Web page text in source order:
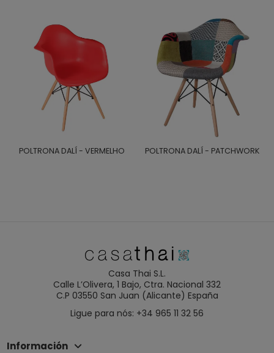
POLTRONA DALÍ - VERMELHO POLTRONA DALÍ - PATCHWORK
Casa Thai S.L.
Calle L’Olivera, 1 Bajo, Ctra. Nacional 332
C.P 03550 San Juan (Alicante) España
Ligue para nós: +34 965 11 32 56
Información